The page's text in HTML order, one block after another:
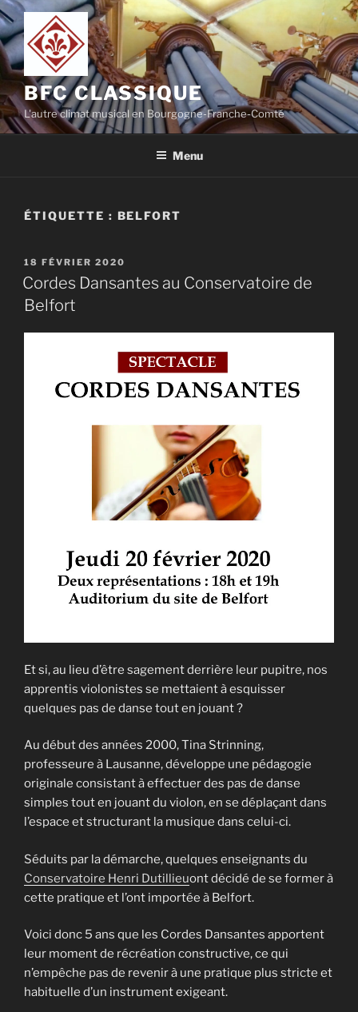
Aller
au
contenu
principal
BFC CLASSIQUE
L'autre climat musical en Bourgogne-Franche-Comté
Menu
ÉTIQUETTE : BELFORT
PUBLIÉ
LE
18 FÉVRIER 2020
Cordes Dansantes au Conservatoire de
Belfort
Et si, au lieu d’être sagement derrière leur pupitre, nos
apprentis violonistes se mettaient à esquisser
quelques pas de danse tout en jouant ?
Au début des années 2000, Tina Strinning,
professeure à Lausanne, développe une pédagogie
originale consistant à effectuer des pas de danse
simples tout en jouant du violon, en se déplaçant dans
l’espace et structurant la musique dans celui-ci.
Séduits par la démarche, quelques enseignants du
Conservatoire Henri Dutillieuont décidé de se former à
cette pratique et l’ont importée à Belfort.
Voici donc 5 ans que les Cordes Dansantes apportent
leur moment de récréation constructive, ce qui
n’empêche pas de revenir à une pratique plus stricte et
habituelle d’un instrument exigeant.